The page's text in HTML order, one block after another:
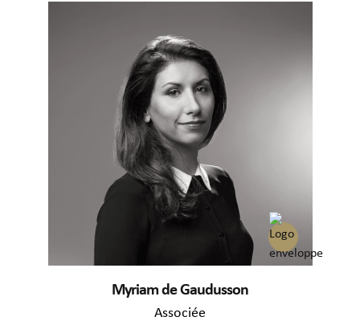
Myriam de Gaudusson
Associée